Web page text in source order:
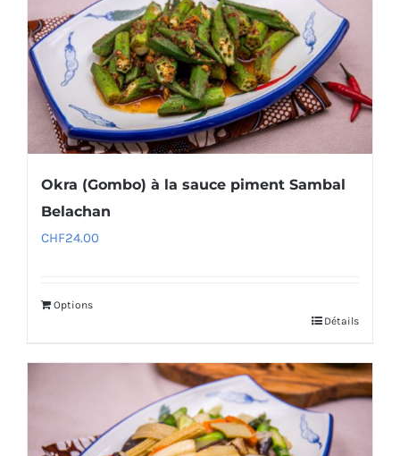
Okra (Gombo) à la sauce piment Sambal
Belachan
CHF24.00
Options
Détails